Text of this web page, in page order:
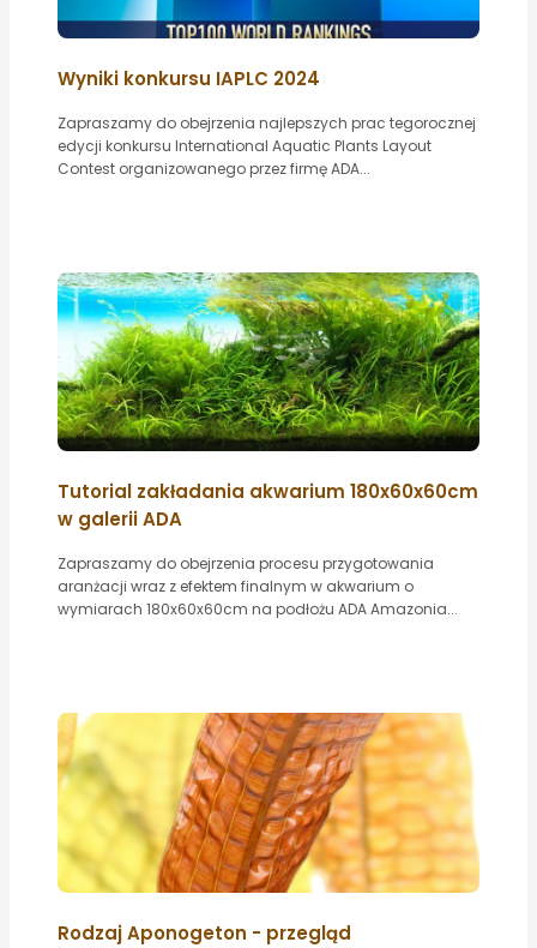
Wyniki konkursu IAPLC 2024
Zapraszamy do obejrzenia najlepszych prac tegorocznej
edycji konkursu International Aquatic Plants Layout
Contest organizowanego przez firmę ADA...
Tutorial zakładania akwarium 180x60x60cm
w galerii ADA
Zapraszamy do obejrzenia procesu przygotowania
aranżacji wraz z efektem finalnym w akwarium o
wymiarach 180x60x60cm na podłożu ADA Amazonia...
Rodzaj Aponogeton - przegląd